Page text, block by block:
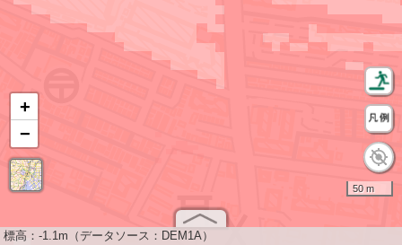
+
−
50 m
標高： -1.1m（データソース：DEM1A）